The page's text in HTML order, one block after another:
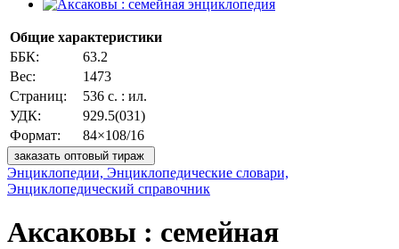
Общие характеристики
ББК:
63.2
Вес:
1473
Страниц:
536 с. : ил.
УДК:
929.5(031)
Формат:
84×108/16
заказать оптовый тираж
Энциклопедии, Энциклопедические словари,
Энциклопедический справочник
Аксаковы : семейная